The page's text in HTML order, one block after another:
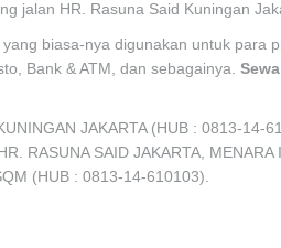
jalan HR. Rasuna Said Kuningan
biasa-nya digunakan untuk para
Bank & ATM, dan sebagainya.
JAKARTA (HUB : 0813-14-
RASUNA SAID JAKARTA, MENARA
(HUB : 0813-14-610103).